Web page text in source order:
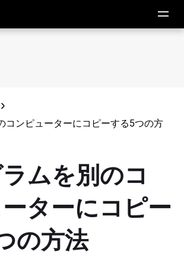
コンピューターにコピーする5つの方
ムを別のコ
ターにコピー
の方法